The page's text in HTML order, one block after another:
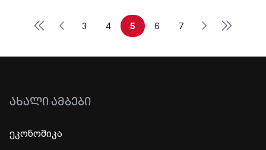
First Previous
3 4 5 6 7 Next Last
ᲐᲮᲐᲚᲘ ᲐᲛᲑᲔᲑᲘ
ეკონომიკა